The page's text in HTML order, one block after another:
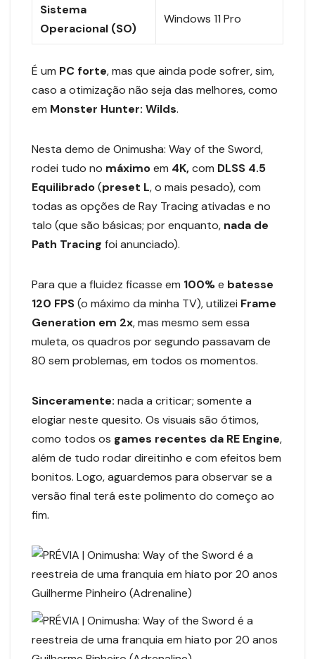
Sistema
Operacional (SO)
Windows 11 Pro
É um PC forte, mas que ainda pode sofrer, sim,
caso a otimização não seja das melhores, como
em Monster Hunter: Wilds.
Nesta demo de Onimusha: Way of the Sword,
rodei tudo no máximoem 4K,com DLSS 4.5
Equilibrado(preset L, o mais pesado), com
todas as opções de Ray Tracing ativadas e no
talo (que são básicas; por enquanto, nada de
Path Tracing foi anunciado).
Para que a fluidez ficasse em 100%e batesse
120 FPS(o máximo da minha TV), utilizei Frame
Generation em 2x, mas mesmo sem essa
muleta, os quadros por segundo passavam de
80 sem problemas, em todos os momentos.
Sinceramente: nada a criticar; somente a
elogiar neste quesito. Os visuais são ótimos,
como todos os games recentes da RE Engine,
além de tudo rodar direitinho e com efeitos bem
bonitos. Logo, aguardemos para observar se a
versão final terá este polimento do começo ao
fim.
Guilherme Pinheiro (Adrenaline)